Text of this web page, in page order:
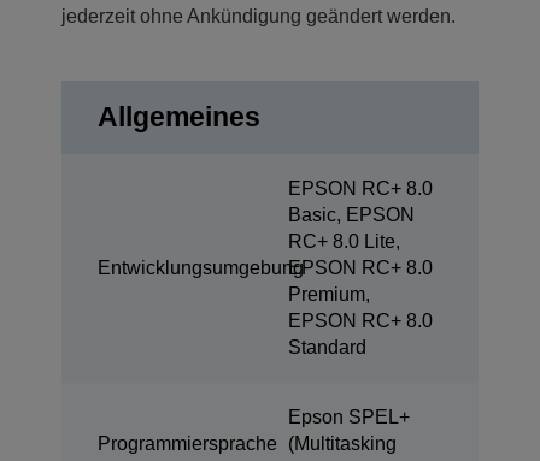
jederzeit ohne Ankündigung geändert werden.
Allgemeines
Entwicklungsumgebung
EPSON RC+ 8.0
Basic, EPSON
RC+ 8.0 Lite,
EPSON RC+ 8.0
Premium,
EPSON RC+ 8.0
Standard
Programmiersprache
Epson SPEL+
(Multitasking